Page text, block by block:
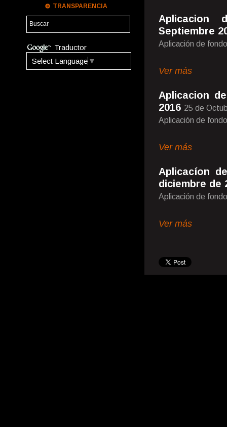
TRANSPARENCIA
Traductor
Select Language ▼
Aplicacion
Septiembre
Aplicación de
Ver más
Aplicacion
2016 25 de
Aplicación de
Ver más
Aplicacíon
diciembre de
Aplicación de
Ver más